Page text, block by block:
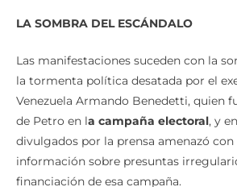
LA SOMBRA DEL ESCÁNDALO
Las manifestaciones suceden con la
la tormenta política desatada por el
Venezuela Armando Benedetti, quien
de Petro en la campaña electoral, y
divulgados por la prensa amenazó con
información sobre presuntas
financiación de esa campaña.